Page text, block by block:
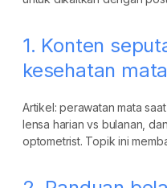
1. Konten
kesehatan mata
Artikel: perawatan mata
lensa harian vs bulanan,
optometrist. Topik ini